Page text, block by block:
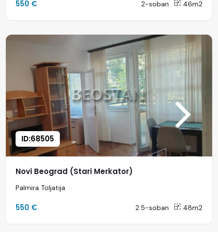
550 € 2-soban 46m2
ID:68505
Novi Beograd (Stari Merkator)
Palmira Toljatija
550 € 2.5-soban 48m2